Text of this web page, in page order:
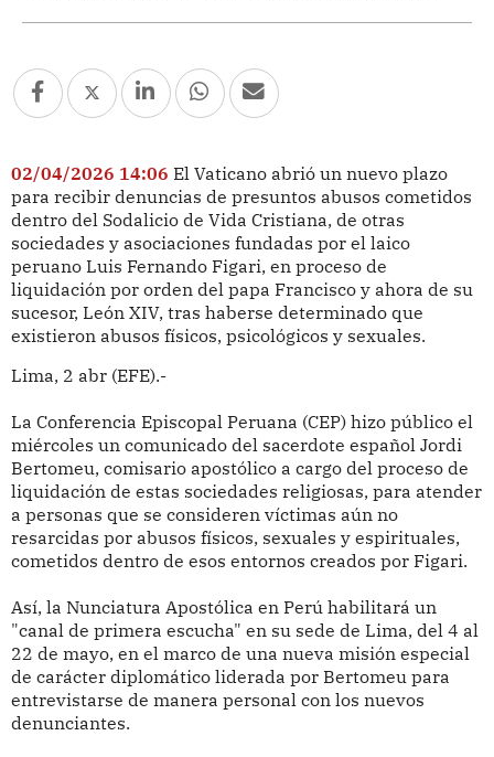
02/04/2026 14:06 El Vaticano abrió un nuevo plazo
para recibir denuncias de presuntos abusos cometidos
dentro del Sodalicio de Vida Cristiana, de otras
sociedades y asociaciones fundadas por el laico
peruano Luis Fernando Figari, en proceso de
liquidación por orden del papa Francisco y ahora de su
sucesor, León XIV, tras haberse determinado que
existieron abusos físicos, psicológicos y sexuales.
Lima, 2 abr (EFE).-
La Conferencia Episcopal Peruana (CEP) hizo público el
miércoles un comunicado del sacerdote español Jordi
Bertomeu, comisario apostólico a cargo del proceso de
liquidación de estas sociedades religiosas, para atender
a personas que se consideren víctimas aún no
resarcidas por abusos físicos, sexuales y espirituales,
cometidos dentro de esos entornos creados por Figari.
Así, la Nunciatura Apostólica en Perú habilitará un
"canal de primera escucha" en su sede de Lima, del 4 al
22 de mayo, en el marco de una nueva misión especial
de carácter diplomático liderada por Bertomeu para
entrevistarse de manera personal con los nuevos
denunciantes.